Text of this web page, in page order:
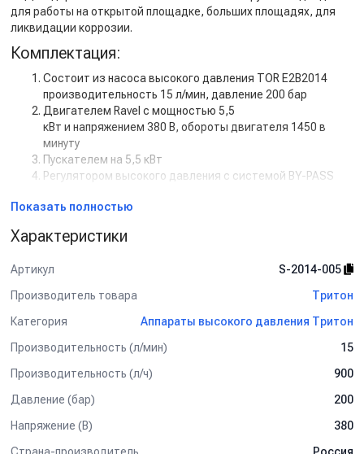
для работы на открытой площадке, больших площадях, для
ликвидации коррозии.
Комплектация:
Состоит из насоса высокого давления TOR E2B2014
производительность 15 л/мин, давление 200 бар
Двигателем Ravel с мощностью 5,5
кВт и напряжением 380 В, обороты двигателя 1450 в
минуту
Пускателем на 5,5 кВт
Регулятором высокого давления с системой BY-PASS
Дополнительная комплектация:
Задержка выключения двигателя с таймером (от 5 сек
Кнопкой на 12В для установки на стену.
Рама настенная
Барабан для шланга от 10 м до 50 м
Шланг высокого давления от 1 м до 50 м
Турбофреза
Показать полностью
Характеристики
Артикул
S-2014-005
Производитель товара
Тритон
Категория
Аппараты высокого давления Тритон
Производительность (л/мин)
15
Производительность (л/ч)
900
Давление (бар)
200
Напряжение (В)
380
Страна-производитель